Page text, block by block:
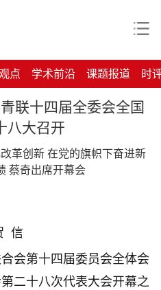
点 学术前沿 课题报道 时
联十四届全委会全国
八大召开
革创新 在党的旗帜下奋进新
蔡奇出席开幕会
信
第十四届委员会全体会
二十八次代表大会开幕之